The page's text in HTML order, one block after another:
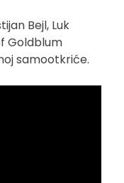
Bejl, Luk
Goldblum
samootkriće.